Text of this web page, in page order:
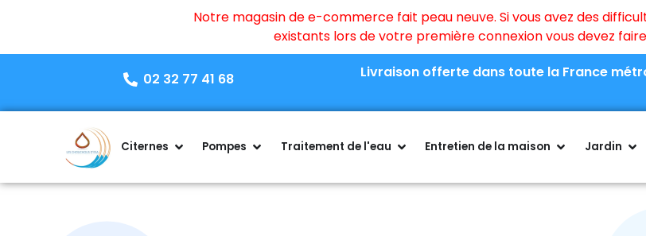
Notre magasin de e-commerce fait peau neuve. Si vous avez des
existants lors de votre première connexion vous devez
02 32 77 41 68 Livraison offerte dans toute la France
Citernes Pompes Traitement de l'eau Entretien de la maison Jardin